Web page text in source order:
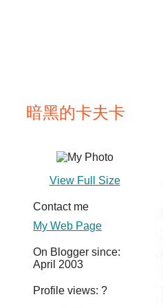
暗黑的卡夫卡
View Full Size
Contact me
My Web Page
On Blogger since:
April 2003
Profile views: ?